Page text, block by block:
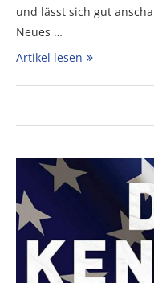
und lässt sich gut
Neues …
Artikel lesen